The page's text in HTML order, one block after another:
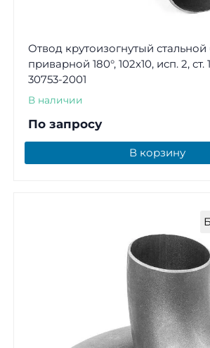
Отвод крутоизогнутый
приварной 180°, 102х10, исп. 2,
30753-2001
В наличии
По запросу
В корзину